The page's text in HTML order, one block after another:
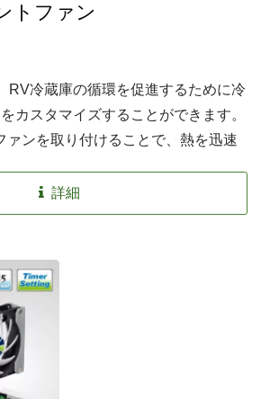
トファン
RV冷蔵庫の循環を促進するために冷
カスタマイズすることができます。
ァンを取り付けることで、熱を迅速
上させるために熱を排出するか新鮮
的な方法です。
詳細